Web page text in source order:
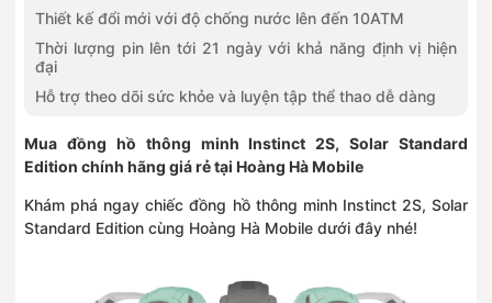
Thiết kế đổi mới với độ chống nước lên đến 10ATM
Thời lượng pin lên tới 21 ngày với khả năng định vị hiện
đại
Hỗ trợ theo dõi sức khỏe và luyện tập thể thao dễ dàng
Mua đồng hồ thông minh Instinct 2S, Solar Standard
Edition chính hãng giá rẻ tại Hoàng Hà Mobile
Khám phá ngay chiếc đồng hồ thông minh Instinct 2S, Solar
Standard Edition cùng Hoàng Hà Mobile dưới đây nhé!